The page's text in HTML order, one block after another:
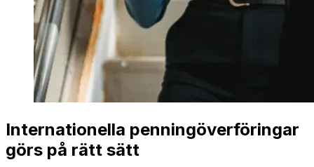
Internationella penningöverföringar
görs på rätt sätt